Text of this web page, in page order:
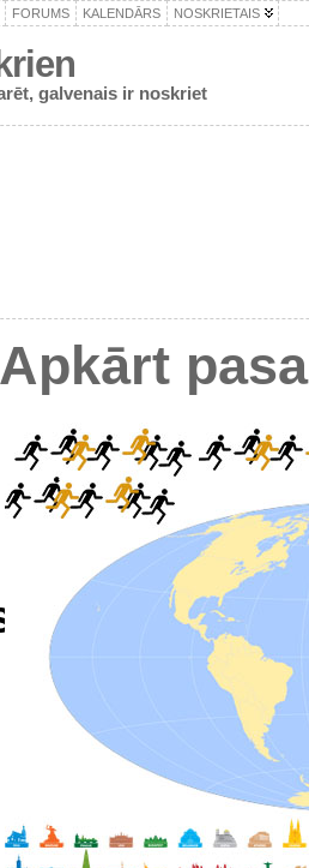
FORUMS KALENDĀRS NOSKRIETAIS
galvenais ir noskriet
Apkārt